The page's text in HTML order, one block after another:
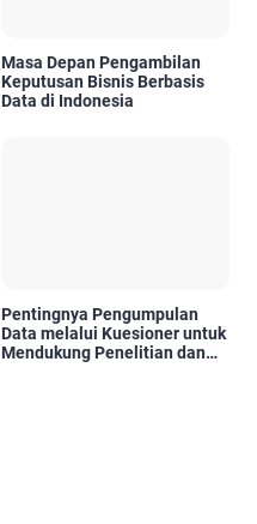
Masa Depan Pengambilan
Keputusan Bisnis Berbasis
Data di Indonesia
Pentingnya Pengumpulan
Data melalui Kuesioner untuk
Mendukung Penelitian dan